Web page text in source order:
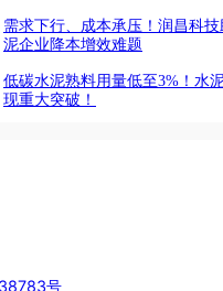
需求下行、成本承压！润昌科
泥企业降本增效难题
低碳水泥熟料用量低至3%！水
现重大突破！
号